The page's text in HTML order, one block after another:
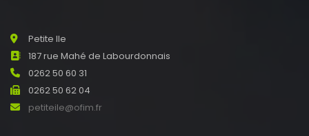
Petite Ile
187 rue Mahé de Labourdonnais
0262 50 60 31
0262 50 62 04
petiteile@ofim.fr